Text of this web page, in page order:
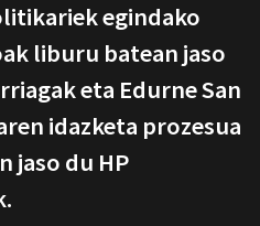
egindako
liburu batean jaso
eta Edurne San
idazketa prozesua
jaso du HP